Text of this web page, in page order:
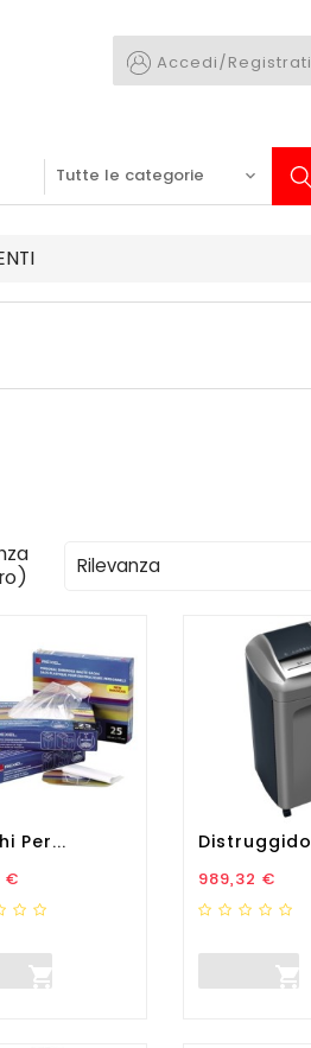
Accedi/Registrati
Rilevanza
Per...
€

Prezzo
989,32 €
